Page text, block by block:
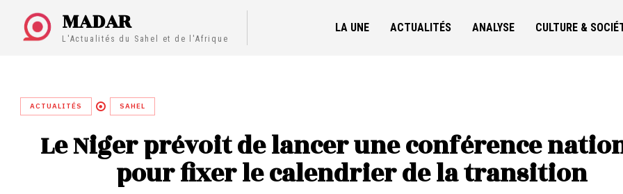
MADAR
L'Actualités du Sahel et de l'Afrique
LA UNE ACTUALITÉS ANALYSE CULTURE &
ACTUALITÉS SAHEL
Le Niger prévoit de lancer une conférence
pour fixer le calendrier de la transition